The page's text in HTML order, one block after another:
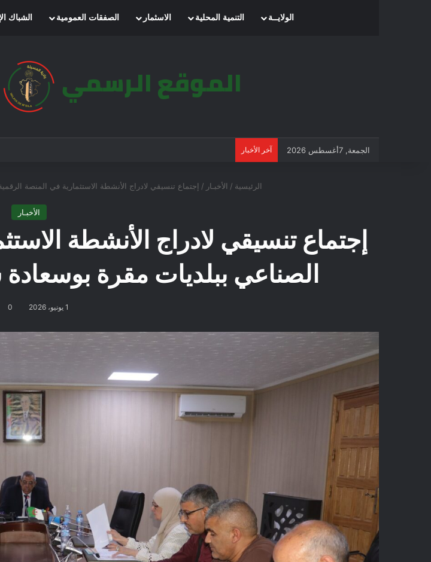
الرئيسيةالولايــة التنمية المحلية الاسثمار الصفقات العمومية الشباك
الجمعة, 7أغسطس 2026 آخر الأخبار
الرئيسية / الأخبـار / إجتماع تنسيقي لادراج الأنشطة الاستثمارية في المنصة
الأخبـار
إجتماع تنسيقي لادراج الأنشطة
الصناعي ببلديات مقرة
1 يونيو، 2026 0